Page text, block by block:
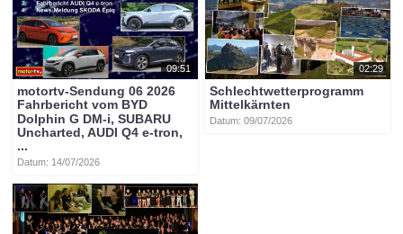
09:51
motortv-Sendung 06 2026
Fahrbericht vom BYD
Dolphin G DM-i, SUBARU
Uncharted, AUDI Q4 e-tron,
...
Datum: 14/07/2026
02:29
Schlechtwetterprogramm
Mittelkärnten
Datum: 09/07/2026